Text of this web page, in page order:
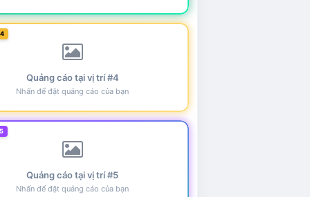
Quảng cáo tại vị trí #4
Nhấn để đặt quảng cáo của bạn
Quảng cáo tại vị trí #5
Nhấn để đặt quảng cáo của bạn